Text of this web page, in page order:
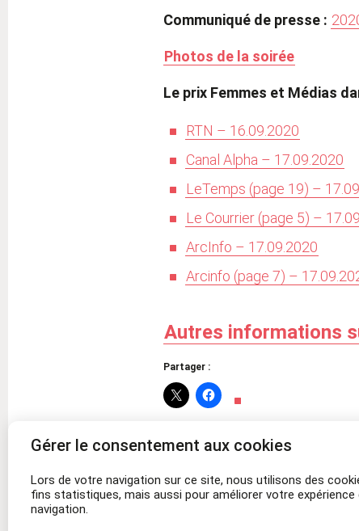
Gérer le consentement aux cookies
Lors de votre navigation sur ce site, nous utilisons des
fins statistiques, mais aussi pour améliorer votre expérience
navigation.
Communiqué de presse :
Photos de la soirée
Le prix Femmes et Médias
RTN – 16.09.2020
Canal Alpha – 17.09.2020
LeTemps (page 19) –
Le Courrier (page 5) –
ArcInfo – 17.09.2020
Arcinfo (page 7) –
Autres informations
Partager :
L’école de l’égalité – Séquence sur la
romance